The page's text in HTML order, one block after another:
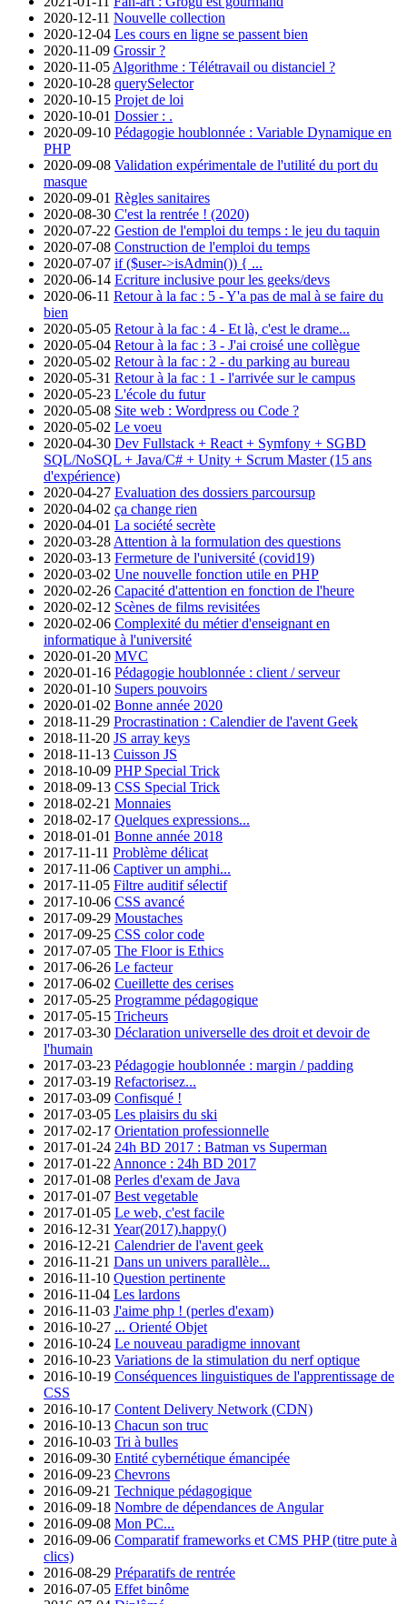
2020-12-11 Nouvelle collection
2020-12-04 Les cours en ligne se passent bien
2020-11-09 Grossir ?
2020-11-05 Algorithme : Télétravail ou distanciel ?
2020-10-28 querySelector
2020-10-15 Projet de loi
2020-10-01 Dossier : .
2020-09-10 Pédagogie houblonnée : Variable Dynamique en
PHP
2020-09-08 Validation expérimentale de l'utilité du port du
masque
2020-09-01 Règles sanitaires
2020-08-30 C'est la rentrée ! (2020)
2020-07-22 Gestion de l'emploi du temps : le jeu du taquin
2020-07-08 Construction de l'emploi du temps
2020-07-07 if ($user->isAdmin()) { ...
2020-06-14 Ecriture inclusive pour les geeks/devs
2020-06-11 Retour à la fac : 5 - Y'a pas de mal à se faire du
bien
2020-05-05 Retour à la fac : 4 - Et là, c'est le drame...
2020-05-04 Retour à la fac : 3 - J'ai croisé une collègue
2020-05-02 Retour à la fac : 2 - du parking au bureau
2020-05-31 Retour à la fac : 1 - l'arrivée sur le campus
2020-05-23 L'école du futur
2020-05-08 Site web : Wordpress ou Code ?
2020-05-02 Le voeu
2020-04-30 Dev Fullstack + React + Symfony + SGBD
SQL/NoSQL + Java/C# + Unity + Scrum Master (15 ans
d'expérience)
2020-04-27 Evaluation des dossiers parcoursup
2020-04-02 ça change rien
2020-04-01 La société secrète
2020-03-28 Attention à la formulation des questions
2020-03-13 Fermeture de l'université (covid19)
2020-03-02 Une nouvelle fonction utile en PHP
2020-02-26 Capacité d'attention en fonction de l'heure
2020-02-12 Scènes de films revisitées
2020-02-06 Complexité du métier d'enseignant en
informatique à l'université
2020-01-20 MVC
2020-01-16 Pédagogie houblonnée : client / serveur
2020-01-10 Supers pouvoirs
2020-01-02 Bonne année 2020
2018-11-29 Procrastination : Calendier de l'avent Geek
2018-11-20 JS array keys
2018-11-13 Cuisson JS
2018-10-09 PHP Special Trick
2018-09-13 CSS Special Trick
2018-02-21 Monnaies
2018-02-17 Quelques expressions...
2018-01-01 Bonne année 2018
2017-11-11 Problème délicat
2017-11-06 Captiver un amphi...
2017-11-05 Filtre auditif sélectif
2017-10-06 CSS avancé
2017-09-29 Moustaches
2017-09-25 CSS color code
2017-07-05 The Floor is Ethics
2017-06-26 Le facteur
2017-06-02 Cueillette des cerises
2017-05-25 Programme pédagogique
2017-05-15 Tricheurs
2017-03-30 Déclaration universelle des droit et devoir de
l'humain
2017-03-23 Pédagogie houblonnée : margin / padding
2017-03-19 Refactorisez...
2017-03-09 Confisqué !
2017-03-05 Les plaisirs du ski
2017-02-17 Orientation professionnelle
2017-01-24 24h BD 2017 : Batman vs Superman
2017-01-22 Annonce : 24h BD 2017
2017-01-08 Perles d'exam de Java
2017-01-07 Best vegetable
2017-01-05 Le web, c'est facile
2016-12-31 Year(2017).happy()
2016-12-21 Calendrier de l'avent geek
2016-11-21 Dans un univers parallèle...
2016-11-10 Question pertinente
2016-11-04 Les lardons
2016-11-03 J'aime php ! (perles d'exam)
2016-10-27 ... Orienté Objet
2016-10-24 Le nouveau paradigme innovant
2016-10-23 Variations de la stimulation du nerf optique
2016-10-19 Conséquences linguistiques de l'apprentissage de
CSS
2016-10-17 Content Delivery Network (CDN)
2016-10-13 Chacun son truc
2016-10-03 Tri à bulles
2016-09-30 Entité cybernétique émancipée
2016-09-23 Chevrons
2016-09-21 Technique pédagogique
2016-09-18 Nombre de dépendances de Angular
2016-09-08 Mon PC...
2016-09-06 Comparatif frameworks et CMS PHP (titre pute à
clics)
2016-08-29 Préparatifs de rentrée
2016-07-05 Effet binôme